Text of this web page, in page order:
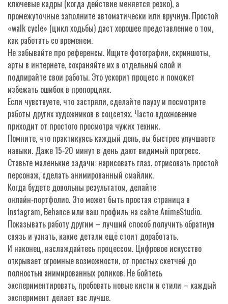
ключевые кадры (когда действие меняется резко), а
промежуточные заполните автоматически или вручную. Простой
«walk cycle» (цикл ходьбы) даст хорошее представление о том,
как работать со временем.
Не забывайте про референсы. Ищите фотографии, скриншоты,
арты в интернете, сохраняйте их в отдельный слой и
подпирайте свои работы. Это ускорит процесс и поможет
избежать ошибок в пропорциях.
Если чувствуете, что застряли, сделайте паузу и посмотрите
работы других художников в соцсетях. Часто вдохновение
приходит от простого просмотра чужих техник.
Помните, что практикуясь каждый день, вы быстрее улучшаете
навыки. Даже 15‑20 минут в день дают видимый прогресс.
Ставьте маленькие задачи: нарисовать глаз, отрисовать простой
персонаж, сделать анимированный смайлик.
Когда будете довольны результатом, делайте
онлайн‑портфолио. Это может быть простая страница в
Instagram, Behance или ваш профиль на сайте AnimeStudio.
Показывать работу другим – лучший способ получить обратную
связь и узнать, какие детали ещё стоит доработать.
И наконец, наслаждайтесь процессом. Цифровое искусство
открывает огромные возможности, от простых скетчей до
полностью анимированных роликов. Не бойтесь
экспериментировать, пробовать новые кисти и стили – каждый
эксперимент делает вас лучше.